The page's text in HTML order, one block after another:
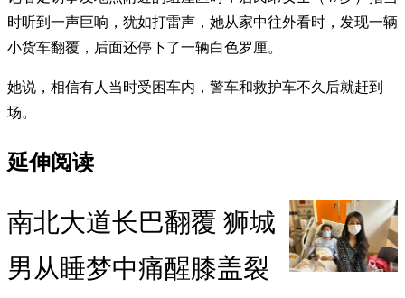
时听到一声巨响，犹如打雷声，她从家中往外看时，发现一辆
小货车翻覆，后面还停下了一辆白色罗厘。
她说，相信有人当时受困车内，警车和救护车不久后就赶到
场。
延伸阅读
南北大道长巴翻覆 狮城
男从睡梦中痛醒膝盖裂